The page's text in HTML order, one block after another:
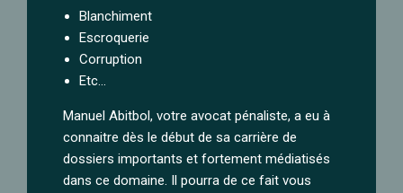
Blanchiment
Escroquerie
Corruption
Etc…
Manuel Abitbol, votre avocat pénaliste, a eu à
connaitre dès le début de sa carrière de
dossiers importants et fortement médiatisés
dans ce domaine. Il pourra de ce fait vous